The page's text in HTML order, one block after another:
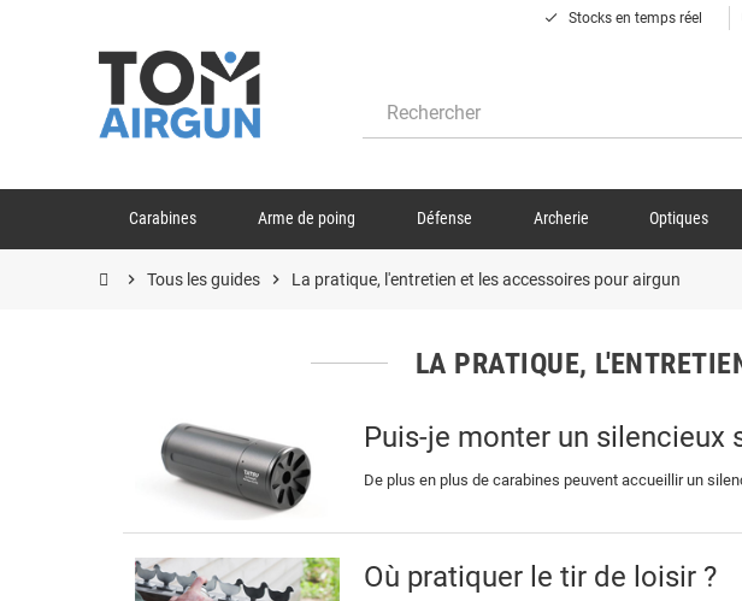
done Stocks en temps réel
Carabines Arme de poing Défense Archerie Optiques
chevron_right Tous les guides chevron_right La pratique, l'entretien et les accessoires pour airgun
LA PRATIQUE,
Puis-je monter un silencieux
De plus en plus de carabines peuvent accueillir un
Où pratiquer le tir de loisir ?